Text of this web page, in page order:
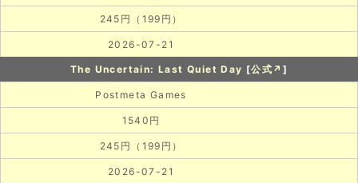
245円（199円）
2026-07-21
The Uncertain: Last Quiet Day [公式↗ ]
Postmeta Games
1540円
245円（199円）
2026-07-21